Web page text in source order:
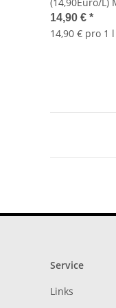
15FFA7
14,90 € *
14,90 € pro 1 l
Service
Links